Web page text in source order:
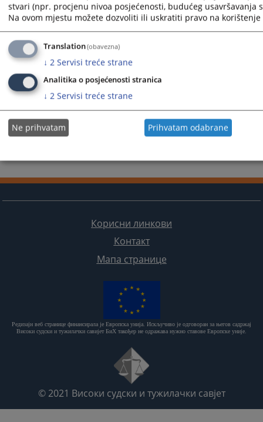
Корисни линкови
Контакт
Мапа странице
Редизајн веб странице финансирала је Европска унија. Искључиво је одговоран за његов садржај
Високи судски и тужилачки савијет БиХ такођер не одражава нужно ставове Европске уније.
© 2021 Високи судски и тужилачки савјет
stvari (npr. procjenu nivoa posjećenosti, budućeg usavršavanja
Na ovom mjestu možete dozvoliti ili uskratiti pravo na
Translation(obavezna)
↓ 2 Servisi treće strane
Analitika o posjećenosti stranica
↓ 2 Servisi treće strane
Ne prihvatam Prihvatam odabrane